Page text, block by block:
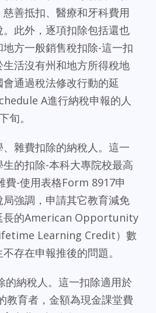
善抵扣、醫療和牙科費用
此外，逐項扣除包括還也
方一般銷售稅扣除-這一扣
活沒有州和地方所得稅地
通過稅法修改行動的延
A進行納稅申報的人
旬。
雜費扣除的納稅人。這一
的扣除-本科大專院校最高
費-使用表格Form 8917申
強調，申請其它教育減免
長的American Opportunity
Learning Credit）數
存在申報推後的問題。
的納稅人。這一扣除適用於
教育者，金額為現金課堂費